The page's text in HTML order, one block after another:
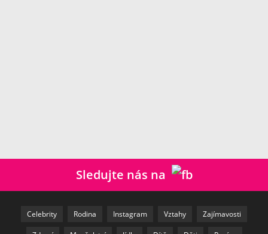
Sledujte nás na
Celebrity Rodina Instagram Vztahy Zajímavosti